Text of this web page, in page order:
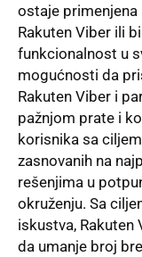
ostaje primenjena
Rakuten Viber ili
funkcionalnost u
mogućnosti da
Rakuten Viber i
pažnjom prate i
korisnika sa
zasnovanih na
rešenjima u
okruženju. Sa
iskustva, Rakuten
da umanje broj